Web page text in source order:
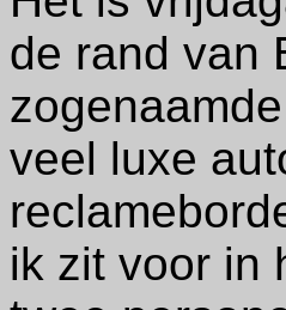
de rand van
veel luxe
ik zit voor in